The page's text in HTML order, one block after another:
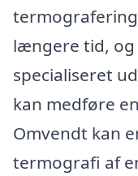
længere tid,
specialiseret
kan medføre
Omvendt kan
termografi af